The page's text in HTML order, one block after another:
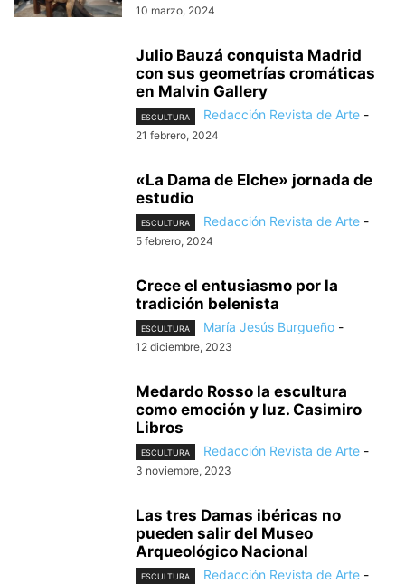
10 marzo, 2024
Julio Bauzá conquista Madrid
con sus geometrías cromáticas
en Malvin Gallery
ESCULTURA Redacción Revista de Arte -
21 febrero, 2024
«La Dama de Elche» jornada de
estudio
ESCULTURA Redacción Revista de Arte -
5 febrero, 2024
Crece el entusiasmo por la
tradición belenista
ESCULTURA María Jesús Burgueño -
12 diciembre, 2023
Medardo Rosso la escultura
como emoción y luz. Casimiro
Libros
ESCULTURA Redacción Revista de Arte -
3 noviembre, 2023
Las tres Damas ibéricas no
pueden salir del Museo
Arqueológico Nacional
ESCULTURA Redacción Revista de Arte -